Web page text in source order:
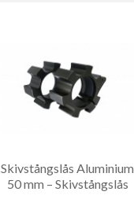
Skivstångslås Aluminium
50 mm – Skivstångslås